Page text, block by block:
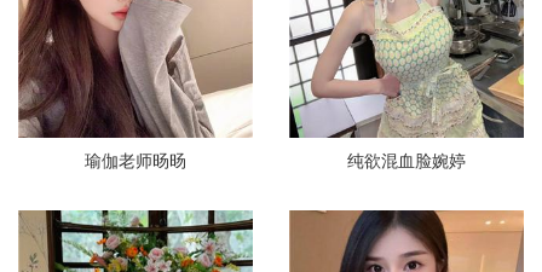
瑜伽老师旸旸 纯欲混血脸婉婷